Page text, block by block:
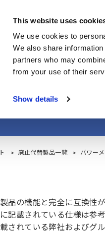
This website uses
We use cookies to
We also share
partners who may
from your use of their
Show details
製品・サービス
パワー
廃止代替製品一覧 パワー
品の機能と完全に互換性が
記載されている仕様は参
されている弊社およびグ